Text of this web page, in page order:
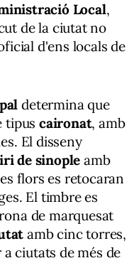
Local,
de la ciutat no
d'ens locals de
determina que
tipus caironat, amb
El disseny
de sinople amb
flors es retocaran
El timbre es
de marquesat
amb cinc torres,
ciutats de més de